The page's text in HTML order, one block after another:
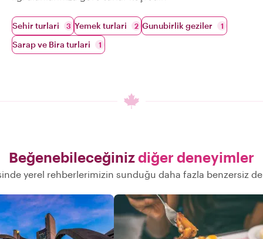
Sehir turlari 3 Yemek turlari 2 Gunubirlik geziler 1
Sarap ve Bira turlari 1
Beğenebileceğinizdiğer deneyimler
yerel rehberlerimizin sunduğu daha fazla benzersiz